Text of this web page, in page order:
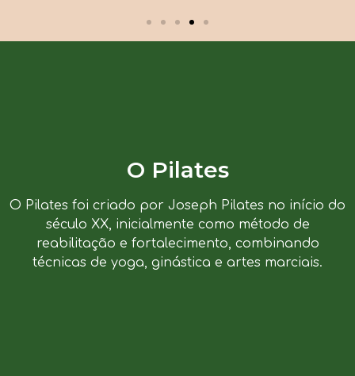
O Pilates
O Pilates foi criado por Joseph Pilates no início do
século XX, inicialmente como método de
reabilitação e fortalecimento, combinando
técnicas de yoga, ginástica e artes marciais.